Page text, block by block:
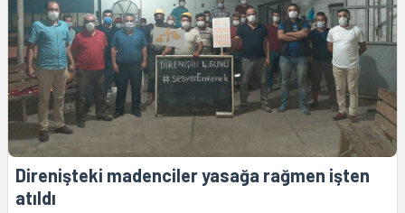
Direnişteki madenciler yasağa rağmen işten
atıldı